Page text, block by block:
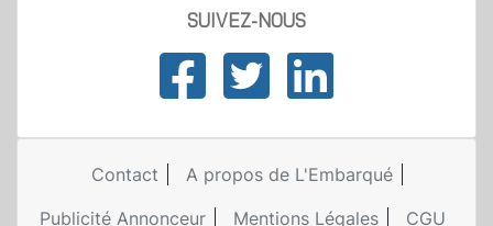
SUIVEZ-NOUS
Contact
A propos de L'Embarqué
Publicité Annonceur
Mentions Légales CGU